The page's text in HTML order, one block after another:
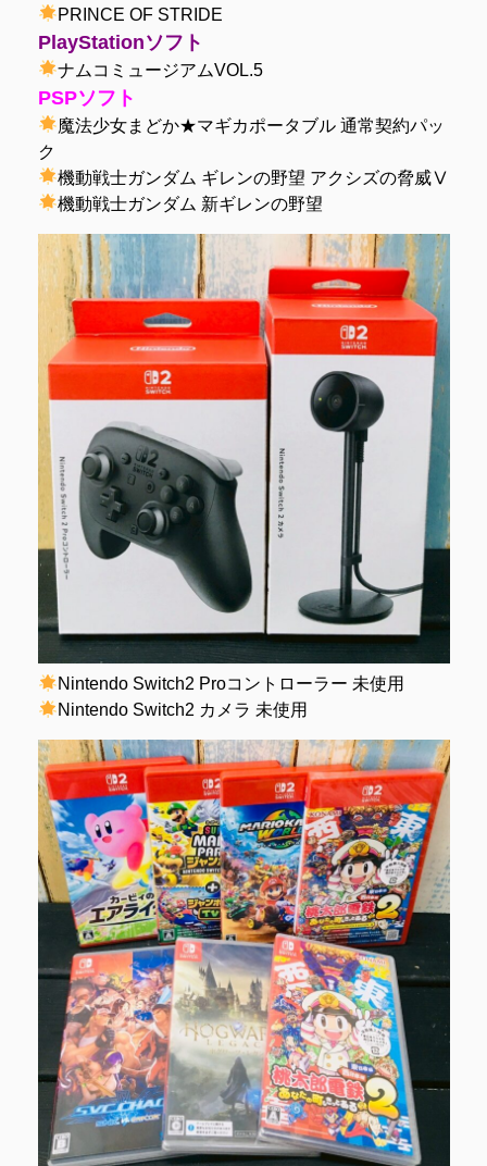
PRINCE OF STRIDE
PlayStationソフト
ナムコミュージアムVOL.5
PSPソフト
魔法少女まどか★マギカポータブル 通常契約パッ
ク
機動戦士ガンダム ギレンの野望 アクシズの脅威Ⅴ
機動戦士ガンダム 新ギレンの野望
Nintendo Switch2 Proコントローラー 未使用
Nintendo Switch2 カメラ 未使用